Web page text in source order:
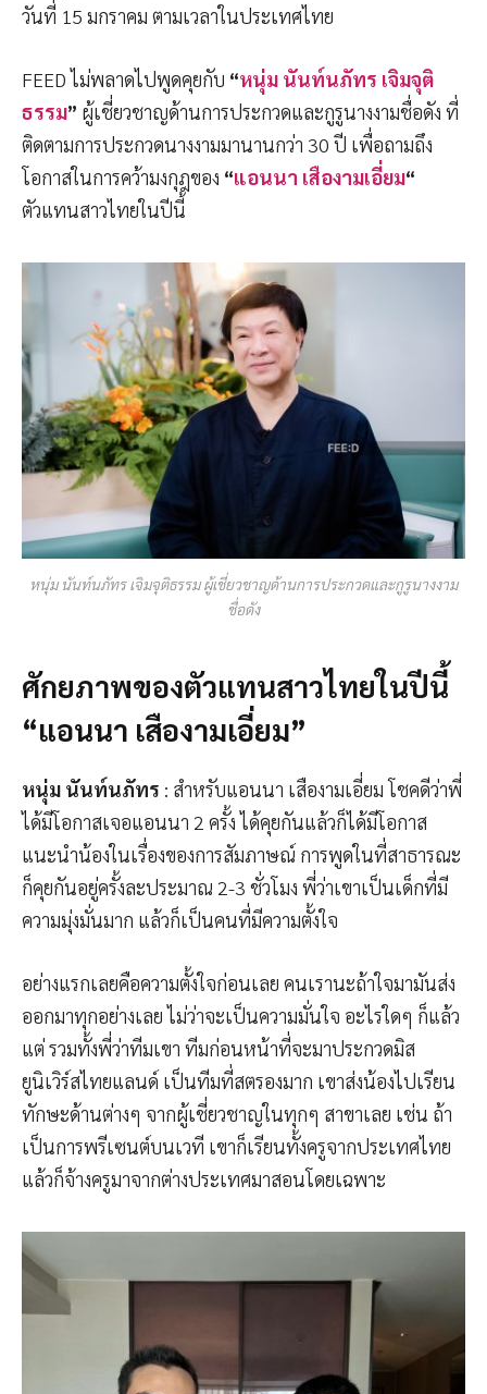
วันที่ 15 มกราคม ตามเวลาในประเทศไทย
FEED ไม่พลาดไปพูดคุยกับ “หนุ่ม นันท์นภัทร เจิมจุติ
ธรรม” ผู้เชี่ยวชาญด้านการประกวดและกูรูนางงามชื่อดัง ที่
ติดตามการประกวดนางงามมานานกว่า 30 ปี เพื่อถามถึง
โอกาสในการคว้ามงกุฎของ “แอนนา เสืองามเอี่ยม“
ตัวแทนสาวไทยในปีนี้
หนุ่ม นันท์นภัทร เจิมจุติธรรม ผู้เชี่ยวชาญด้านการประกวดและกูรูนางงาม
ชื่อดัง
ศักยภาพของตัวแทนสาวไทยในปีนี้
“แอนนา เสืองามเอี่ยม”
หนุ่ม นันท์นภัทร : สำหรับแอนนา เสืองามเอี่ยม โชคดีว่าพี่
ได้มีโอกาสเจอแอนนา 2 ครั้ง ได้คุยกันแล้วก็ได้มีโอกาส
แนะนำน้องในเรื่องของการสัมภาษณ์ การพูดในที่สาธารณะ
ก็คุยกันอยู่ครั้งละประมาณ 2-3 ชั่วโมง พี่ว่าเขาเป็นเด็กที่มี
ความมุ่งมั่นมาก แล้วก็เป็นคนที่มีความตั้งใจ
อย่างแรกเลยคือความตั้งใจก่อนเลย คนเรานะถ้าใจมามันส่ง
ออกมาทุกอย่างเลย ไม่ว่าจะเป็นความมั่นใจ อะไรใดๆ ก็แล้ว
แต่ รวมทั้งพี่ว่าทีมเขา ทีมก่อนหน้าที่จะมาประกวดมิส
ยูนิเวิร์สไทยแลนด์ เป็นทีมที่สตรองมาก เขาส่งน้องไปเรียน
ทักษะด้านต่างๆ จากผู้เชี่ยวชาญในทุกๆ สาขาเลย เช่น ถ้า
เป็นการพรีเซนต์บนเวที เขาก็เรียนทั้งครูจากประเทศไทย
แล้วก็จ้างครูมาจากต่างประเทศมาสอนโดยเฉพาะ